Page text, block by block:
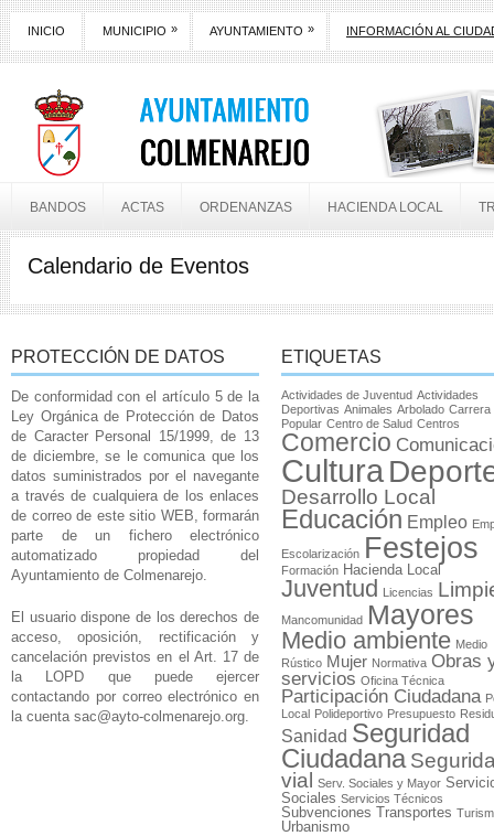
INICIO MUNICIPIO » AYUNTAMIENTO » INFORMACIÓN AL
BANDOS ACTAS ORDENANZAS HACIENDA LOCAL
Calendario de Eventos
PROTECCIÓN DE DATOS
De conformidad con el artículo 5 de la
Ley Orgánica de Protección de Datos
de Caracter Personal 15/1999, de 13
de diciembre, se le comunica que los
datos suministrados por el navegante
a través de cualquiera de los enlaces
de correo de este sitio WEB, formarán
parte de un fichero electrónico
automatizado propiedad del
Ayuntamiento de Colmenarejo.
El usuario dispone de los derechos de
acceso, oposición, rectificación y
cancelación previstos en el Art. 17 de
la LOPD que puede ejercer
contactando por correo electrónico en
la cuenta sac@ayto-colmenarejo.org.
ETIQUETAS
Actividades de Juventud Actividades
Deportivas Animales Arbolado Carrera
Popular Centro de Salud Centros
Comercio
Cultura
Desarrollo Local
Educación Empleo
Escolarización Festejos
Formación Hacienda Local
Juventud Licencias
Mancomunidad Mayores
Medio ambiente Medio
Rústico Mujer Normativa Obras
servicios Oficina Técnica
Participación Ciudadana
Local Polideportivo Presupuesto
Sanidad Seguridad
Ciudadana
vial
Serv. Sociales y Mayor
Sociales Servicios Técnicos
Subvenciones Transportes
Urbanismo